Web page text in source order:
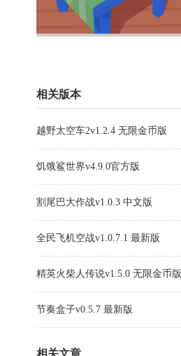
相关版本
越野太空车2v1.2.4 无限金币版
饥饿鲨世界v4.9.0官方版
割尾巴大作战v1.0.3 中文版
全民飞机空战v1.0.7.1 最新版
精英火柴人传说v1.5.0 无限金币版
节奏盒子v0.5.7 最新版
相关文章